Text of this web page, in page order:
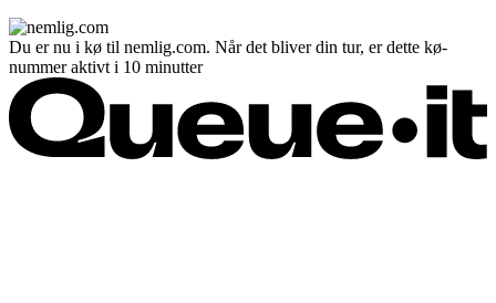
Du er nu i kø til nemlig.com. Når det bliver din tur, er dette kø-
nummer aktivt i 10 minutter